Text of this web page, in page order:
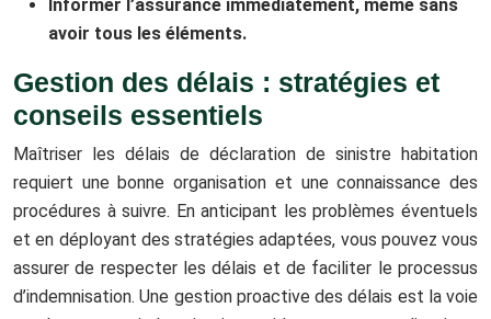
Informer l’assurance immédiatement, même sans
avoir tous les éléments.
Gestion des délais : stratégies et
conseils essentiels
Maîtriser les délais de déclaration de sinistre habitation
requiert une bonne organisation et une connaissance des
procédures à suivre. En anticipant les problèmes éventuels
et en déployant des stratégies adaptées, vous pouvez vous
assurer de respecter les délais et de faciliter le processus
d’indemnisation. Une gestion proactive des délais est la voie